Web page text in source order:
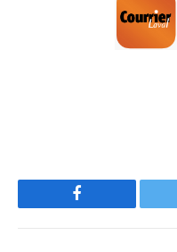
Facebook